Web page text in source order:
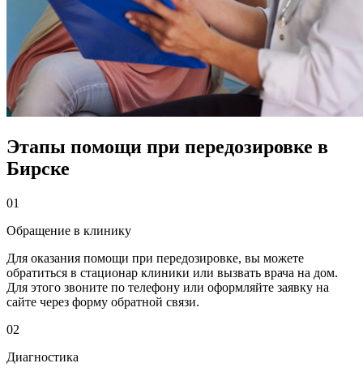
Этапы помощи при передозировке в
Бирске
01
Обращение в клинику
Для оказания помощи при передозировке, вы можете
обратиться в стационар клиники или вызвать врача на дом.
Для этого звоните по телефону или оформляйте заявку на
сайте через форму обратной связи.
02
Диагностика